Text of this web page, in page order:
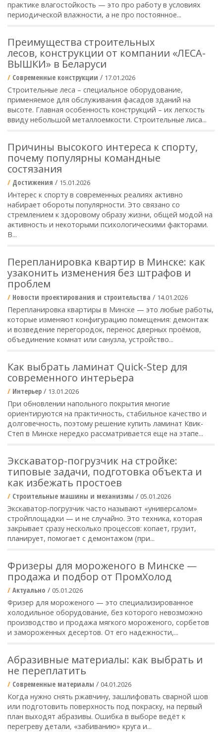
практике влагостойкость — это про работу в условиях
периодической влажности, а не про постоянное...
Преимущества строительных
лесов, конструкции от компании «ЛЕСА-
ВЫШКИ» в Беларуси
Современные конструкции / 17.01.2026
Строительные леса – специальное оборудование,
применяемое для обслуживания фасадов зданий на
высоте. Главная особенность конструкций – их легкость
ввиду небольшой металлоемкости. Строительные лиса...
Причины высокого интереса к спорту,
почему популярны командные
состязания
Достижения / 15.01.2026
Интерес к спорту в современных реалиях активно
набирает обороты популярности. Это связано со
стремлением к здоровому образу жизни, общей модой на
активность и некоторыми психологическими факторами.
В...
Перепланировка квартир в Минске: как
узаконить изменения без штрафов и
проблем
Новости проектирования и строительства / 14.01.2026
Перепланировка квартиры в Минске — это любые работы,
которые изменяют конфигурацию помещения: демонтаж
и возведение перегородок, перенос дверных проёмов,
объединение комнат или санузла, устройство...
Как выбрать ламинат Quick-Step для
современного интерьера
Интерьер / 13.01.2026
При обновлении напольного покрытия многие
ориентируются на практичность, стабильное качество и
долговечность, поэтому решение купить ламинат Квик-
Степ в Минске нередко рассматривается еще на этапе...
Экскаватор-погрузчик на стройке:
типовые задачи, подготовка объекта и
как избежать простоев
Строительные машины и механизмы / 05.01.2026
Экскаватор-погрузчик часто называют «универсалом»
стройплощадки — и не случайно. Это техника, которая
закрывает сразу несколько процессов: копает, грузит,
планирует, помогает с демонтажом (при...
Фризеры для мороженого в Минске —
продажа и подбор от ПромХолод
Актуально / 05.01.2026
Фризер для мороженого — это специализированное
холодильное оборудование, без которого невозможно
производство и продажа мягкого мороженого, сорбетов
и замороженных десертов. От его надежности,...
Абразивные материалы: как выбрать и
не переплатить
Современные материалы / 04.01.2026
Когда нужно снять ржавчину, зашлифовать сварной шов
или подготовить поверхность под покраску, на первый
план выходят абразивы. Ошибка в выборе ведёт к
перегреву детали, «забиванию» круга и...